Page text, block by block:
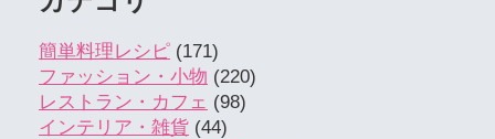
簡単料理レシピ (171)
ファッション・小物 (220)
レストラン・カフェ (98)
インテリア・雑貨 (44)